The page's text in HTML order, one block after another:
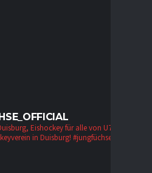
Eishockey für alle von U7 bis zur
in Duisburg! #jungfüchse #evd